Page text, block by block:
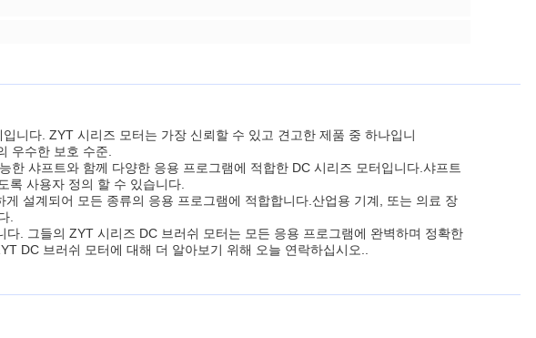
니다. ZYT 시리즈 모터는 가장 신뢰할 수 있고 견고한 제품 중 하나입니
우수한 보호 수준.
한 샤프트와 함께 다양한 응용 프로그램에 적합한 DC 시리즈 모터입니다.샤프트
록 사용자 정의 할 수 있습니다.
설계되어 모든 종류의 응용 프로그램에 적합합니다.산업용 기계, 또는 의료 장
.
. 그들의 ZYT 시리즈 DC 브러쉬 모터는 모든 응용 프로그램에 완벽하며 정확한
DC 브러쉬 모터에 대해 더 알아보기 위해 오늘 연락하십시오..